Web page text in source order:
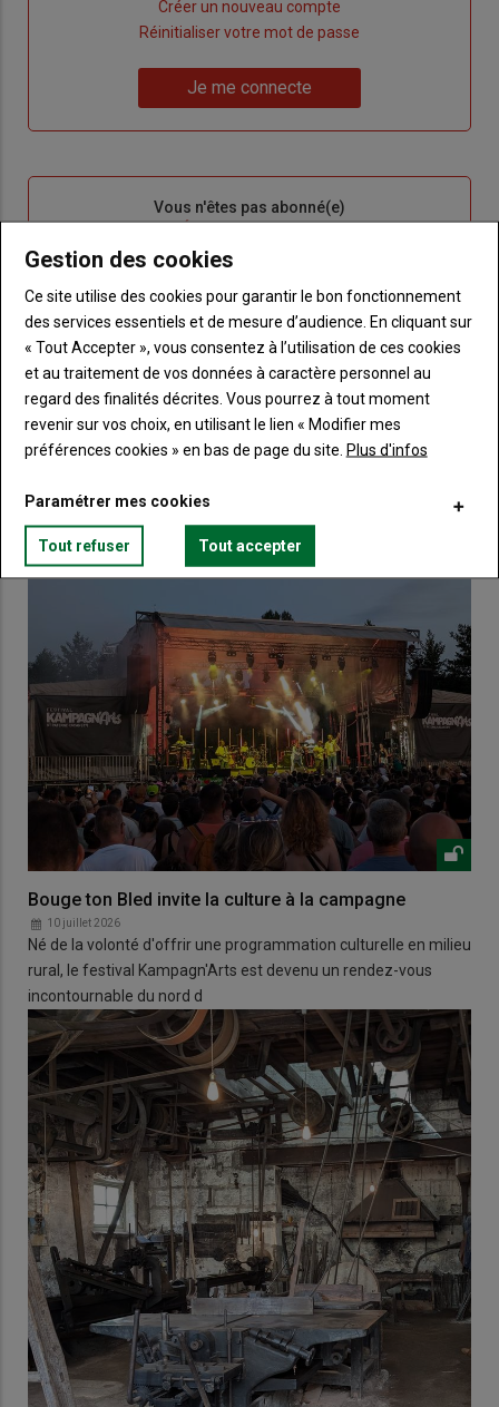
Créer un nouveau compte
de
Réinitialiser votre mot de passe
me
Je me connecte
titre
Vous n'êtes pas abonné(e)
BodyChoisissez votre formule et créez votre
compte pour accéder à tout Terre de
Touraine.
Lien Créez un compte
Bouge ton Bled invite la culture à la campagne
10 juillet 2026
Né de la volonté d'offrir une programmation culturelle en milieu
rural, le festival Kampagn'Arts est devenu un rendez-vous
incontournable du nord d
Gestion des cookies
Ce site utilise des cookies pour garantir le bon fonctionnement
des services essentiels et de mesure d’audience. En cliquant sur
« Tout Accepter », vous consentez à l’utilisation de ces cookies
et au traitement de vos données à caractère personnel au
regard des finalités décrites. Vous pourrez à tout moment
revenir sur vos choix, en utilisant le lien « Modifier mes
préférences cookies » en bas de page du site. Plus d'infos
Paramétrer mes cookies
Tout refuser Tout accepter